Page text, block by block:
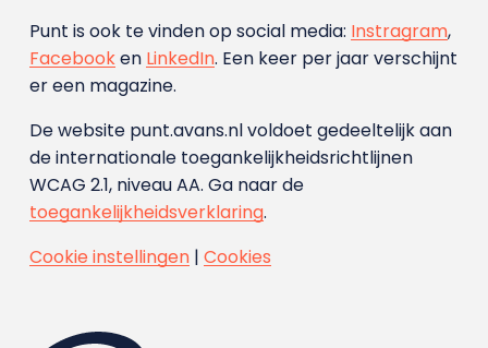
Punt is ook te vinden op social media: Instragram,
Facebooken LinkedIn. Een keer per jaar verschijnt
er een magazine.
De website punt.avans.nl voldoet gedeeltelijk aan
de internationale toegankelijkheidsrichtlijnen
WCAG 2.1, niveau AA. Ga naar de
toegankelijkheidsverklaring.
Cookie instellingen| Cookies